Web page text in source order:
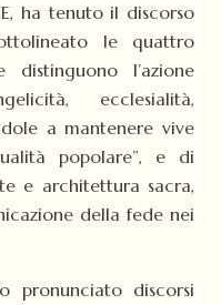
ha tenuto il discorso
le quattro
distinguono l’azione
ecclesialità,
a mantenere vive
popolare”, e di
e architettura sacra,
della fede nei
pronunciato discorsi